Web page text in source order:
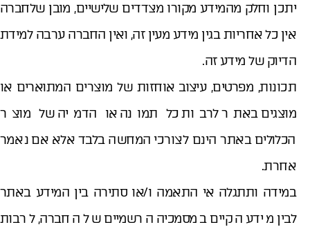
יתכן וחלק מהמידע מקורו מצדדים שלישיים, מובן שלחברה
אין כל אחריות בגין מידע מעין זה, ואין החברה ערבה למידת
הדיוק של מידע זה.
תכונות, מפרטים, עיצוב אוחזות של מוצרים המתוארים או
מוצגים באתר לרבות כל תמונה או הדמיה של מוצר
הכלולים באתר הינם לצורכי המחשה בלבד אלא אם נאמר
אחרת.
במידה ותתגלה אי התאמה ו/או סתירה בין המידע באתר
לבין מידע הקיים במסמכיה הרשמיים של החברה, לרבות